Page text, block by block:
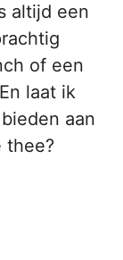
altijd een
of een
laat ik
aan
thee?